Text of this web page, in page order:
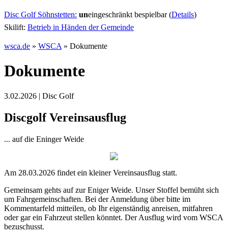
Disc Golf Söhnstetten: uneingeschränkt bespielbar (Details)
Skilift: Betrieb in Händen der Gemeinde
wsca.de » WSCA » Dokumente
Dokumente
3.02.2026 | Disc Golf
Discgolf Vereinsausflug
... auf die Eninger Weide
Am 28.03.2026 findet ein kleiner Vereinsausflug statt.
Gemeinsam gehts auf zur Eniger Weide. Unser Stoffel bemüht sich
um Fahrgemeinschaften. Bei der Anmeldung über bitte im
Kommentarfeld mitteilen, ob Ihr eigenständig anreisen, mitfahren
oder gar ein Fahrzeut stellen könntet. Der Ausflug wird vom WSCA
bezuschusst.